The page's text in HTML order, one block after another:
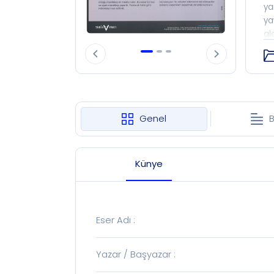
Genel
Künye
Eser Adı :
Yazar / Başyazar :